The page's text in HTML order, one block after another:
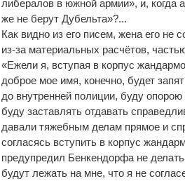
либералов в южной армии», и, когда
же не берут Дубельта»?...
Как видно из его писем, жена его не
из-за материальных расчётов,
«Ежели я, вступая в корпус
доброе мое имя, конечно, будет
до внутренней полиции, буду
буду заставлять отдавать
давали тяжебным делам прямое и
согласясь вступить в корпус
предупредил Бенкендорфа не
будут лежать на мне, что я не